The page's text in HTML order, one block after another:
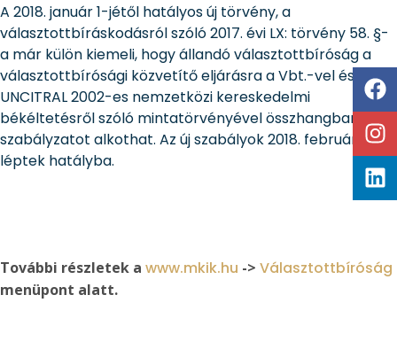
A 2018. január 1-jétől hatályos új törvény, a
választottbíráskodásról szóló 2017. évi LX: törvény 58. §-
a már külön kiemeli, hogy állandó választottbíróság a
választottbírósági közvetítő eljárásra a Vbt.-vel és az
UNCITRAL 2002-es nemzetközi kereskedelmi
békéltetésről szóló mintatörvényével összhangban álló
szabályzatot alkothat. Az új szabályok 2018. február 1-jén
léptek hatályba.
További részletek a www.mkik.hu -> Választottbíróság
menüpont alatt.